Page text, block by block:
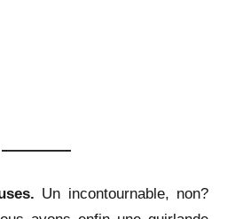
Un incontournable, non?